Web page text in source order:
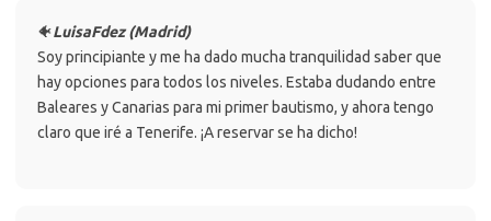
🐠LuisaFdez (Madrid)
Soy principiante y me ha dado mucha tranquilidad saber que
hay opciones para todos los niveles. Estaba dudando entre
Baleares y Canarias para mi primer bautismo, y ahora tengo
claro que iré a Tenerife. ¡A reservar se ha dicho!